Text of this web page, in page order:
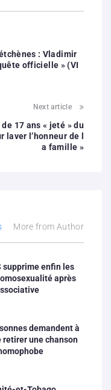
: Vladimir
officielle » (VI
Next article
17 ans « jeté » du
l’honneur de l
a famille »
More from Author
supprime enfin les
après
demandent à
retirer une chanson